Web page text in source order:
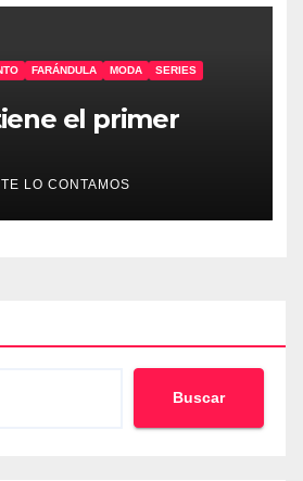
FARÁNDULA MODA
SERIES
el primer
TE LO CONTAMOS
Buscar